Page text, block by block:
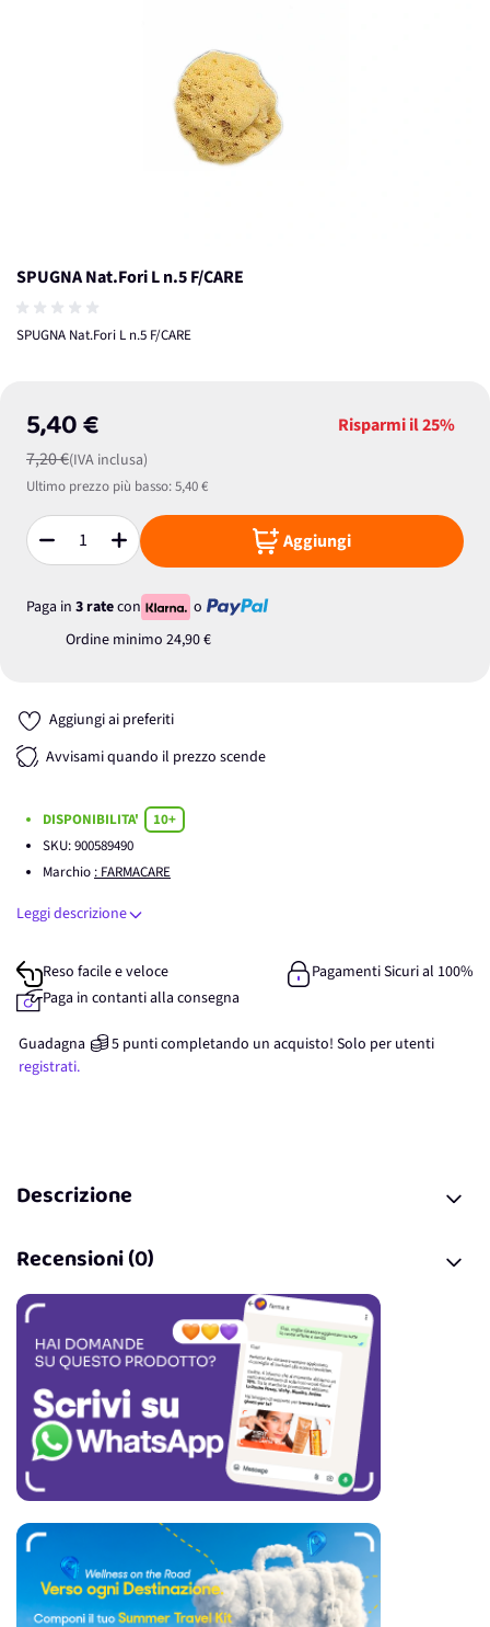
SPUGNA Nat.Fori L n.5 F/CARE
SPUGNA Nat.Fori L n.5 F/CARE
5,40 €
7,20 €(IVA inclusa)
Risparmi il25%
Ultimo prezzo più basso:5,40 €
Quantità Aggiungi
Paga in 3 ratecon
o
Ordine minimo 24,90 €
Aggiungi ai preferiti
Avvisami quando il prezzo scende
DISPONIBILITA'
10+
SKU:900589490
Marchio : FARMACARE
Leggi descrizione
Reso facile e veloce
Pagamenti Sicuri al 100%
Paga in contanti alla consegna
Guadagna 5 punticompletando un acquisto! Solo per utenti
registrati.
Descrizione
Recensioni (0)